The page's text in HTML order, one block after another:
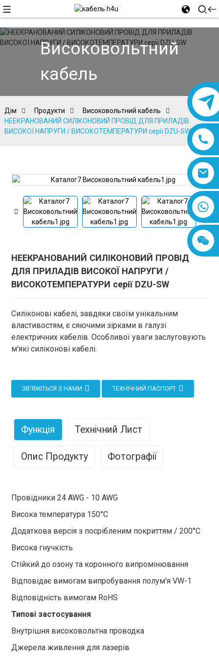
8618019377761
Високовольтний
кабель
Дім Продукти
Високовольтний кабель
НЕЕКРАНОВАНИЙ СИЛІКОНОВИЙ ПРОВІД ДЛЯ ПРИЛАДІВ
ВИСОКОЇ НАПРУГИ / ВИСОКОТЕМПЕРАТУРИ серії DZU-SW
НЕЕКРАНОВАНИЙ СИЛІКОНОВИЙ ПРОВІД
ДЛЯ ПРИЛАДІВ ВИСОКОЇ НАПРУГИ /
ВИСОКОТЕМПЕРАТУРИ серії DZU-SW
Силіконові кабелі, завдяки своїм унікальним
властивостям, є сяючими зірками в галузі
електричних кабелів. Особливої ​​уваги заслуговують
м'які силіконові кабелі.
ЗВ'ЯЖІТЬСЯ З НАМИ ТЕХНІЧНИЙ ПАСПОРТ
Функція Технічний Лист
Опис Продукту Фотографії
Провідники 24 AWG - 10 AWG
Висока температура 150°C
Додаткова версія з посрібленим покриттям / 200°C
Висока гнучкість
Стійкий до озону та коронного випромінювання
Відповідає вимогам випробування полум'я VW-1
Відповідність вимогам RoHS
Типові застосування
Внутрішня високовольтна проводка
Джерела живлення для лазерів
досконалості кабелів
Силіконові кабелі, завдяки своїм унікальним
електричних кабелів. Особливої ​​уваги заслуговують
м'які силіконові кабелі.
Ці кабелі зазвичай виготовляються з лудженої міді
як провідника та характеризуються чудовою
електропровідністю та стійкістю до корозії. Вони
мають багато переваг, не лише чудову гнучкість,
легко адаптуються до різноманітних складних
ізоляційні властивості, ефективно захищаючи
безпеку електропостачання.